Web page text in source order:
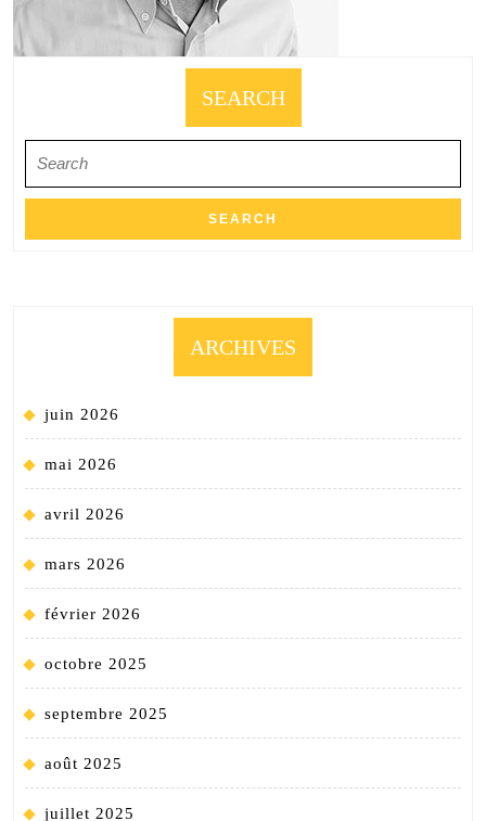
SEARCH
for:
ARCHIVES
juin 2026
mai 2026
avril 2026
mars 2026
février 2026
octobre 2025
septembre 2025
août 2025
juillet 2025